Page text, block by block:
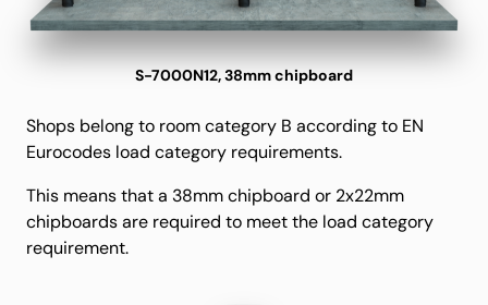
S-7000N12, 38mm chipboard
Shops belong to room category B according to EN
Eurocodes load category requirements.
This means that a 38mm chipboard or 2x22mm
chipboards are required to meet the load category
requirement.